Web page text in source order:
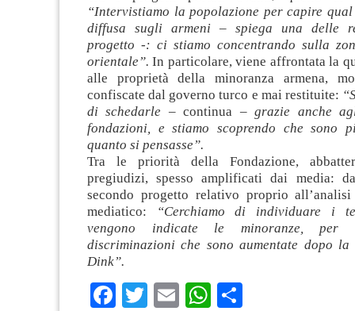
“Intervistiamo la popolazione per capire
diffusa sugli armeni – spiega una delle
progetto -: ci stiamo concentrando sulla
orientale”.In particolare, viene affrontata la
alle proprietà della minoranza armena,
confiscate dal governo turco e mai restituite:
di schedarle – continua –grazie anche
fondazioni, e stiamo scoprendo che sono
quanto si pensasse”.
Tra le priorità della Fondazione,
pregiudizi, spesso amplificati dai media:
secondo progetto relativo proprio
mediatico:
“Cerchiamo di individuare i
vengono indicate le minoranze, per
discriminazioni che sono aumentate dopo
Dink”.
Facebook
TwitterEmailWhatsApp